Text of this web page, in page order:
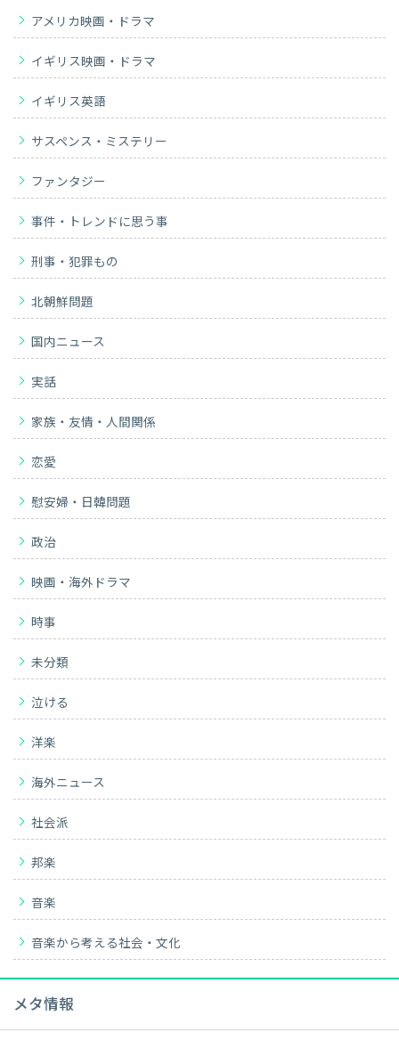
アメリカ映画・ドラマ
イギリス映画・ドラマ
イギリス英語
サスペンス・ミステリー
ファンタジー
事件・トレンドに思う事
刑事・犯罪もの
北朝鮮問題
国内ニュース
実話
家族・友情・人間関係
恋愛
慰安婦・日韓問題
政治
映画・海外ドラマ
時事
未分類
泣ける
洋楽
海外ニュース
社会派
邦楽
音楽
音楽から考える社会・文化
メタ情報